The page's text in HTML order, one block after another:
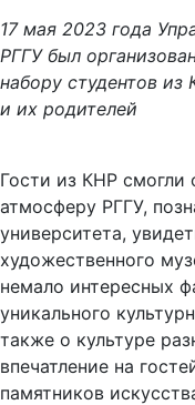
17 мая 2023 года
РГГУ был
набору студентов из
и их родителей
Гости из КНР смогли
атмосферу РГГУ,
университета,
художественного
немало интересных
уникального
также о культуре
впечатление на
памятников